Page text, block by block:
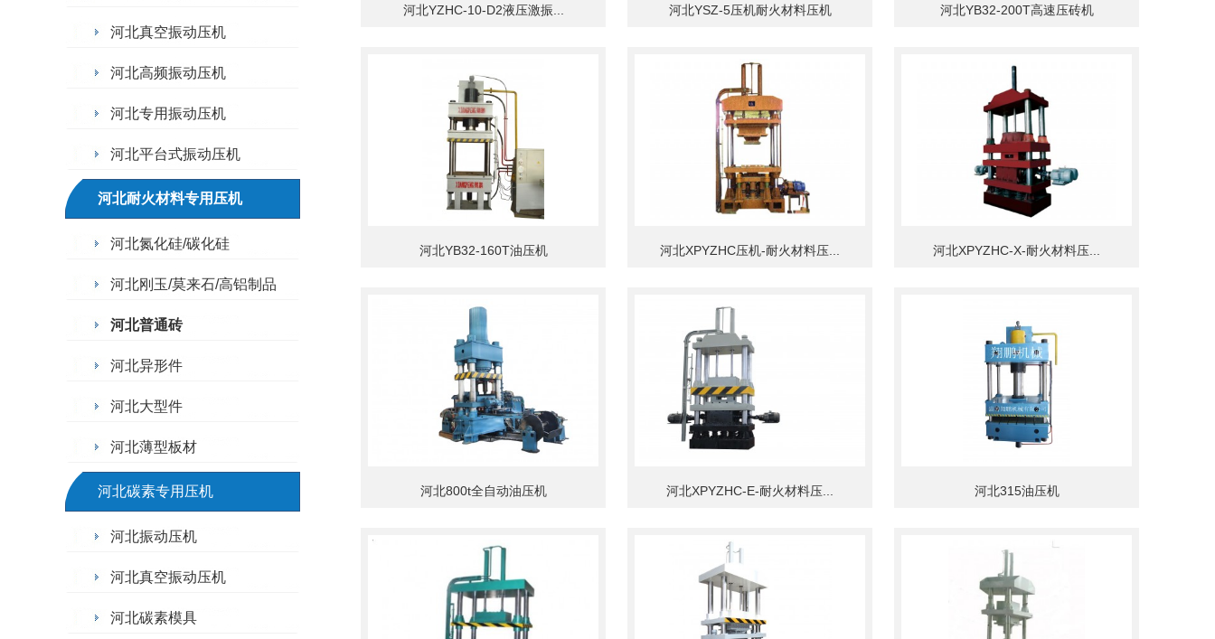
河北真空振动压机
河北高频振动压机
河北专用振动压机
河北平台式振动压机
河北耐火材料专用压机
河北氮化硅/碳化硅
河北刚玉/莫来石/高铝制品
河北普通砖
河北异形件
河北大型件
河北薄型板材
河北碳素专用压机
河北振动压机
河北真空振动压机
河北碳素模具
河北YZHC-10-D2液压激振... 河北YSZ-5压机耐火材料压机 河北YB32-200T高速压砖机
河北YB32-160T油压机 河北XPYZHC压机-耐火材料压... 河北XPYZHC-X-耐火材料压...
河北800t全自动油压机 河北XPYZHC-E-耐火材料压... 河北315油压机